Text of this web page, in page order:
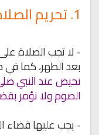
1. تحريم الصلاة والصيام
- لا تجب الصلاة
بعد الطهر، كما
نحيض عند النبي
الصوم ولا نؤمر
- يجب عليها قضاء